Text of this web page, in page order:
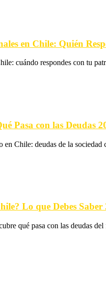
en Chile: Quién
cuándo respondes con tu
Pasa con las Deudas
en Chile: deudas de la
Lo que Debes
qué pasa con las deudas